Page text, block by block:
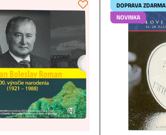
DOPRAVA ZDARMA
NOVINKA